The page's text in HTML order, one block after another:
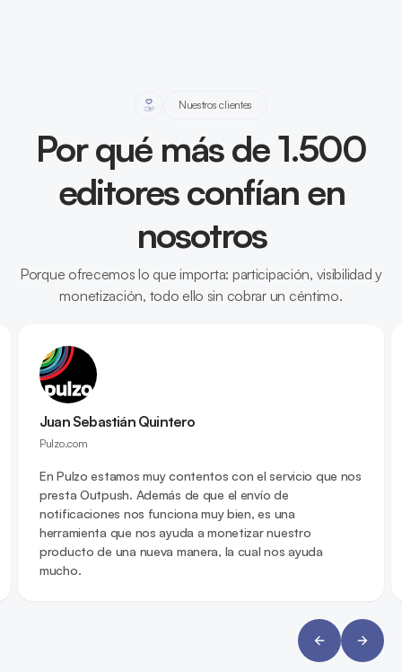
Nuestros clientes
Por qué más de 1.500
editores confían en
nosotros
Porque ofrecemos lo que importa: participación, visibilidad y
monetización, todo ello sin cobrar un céntimo.
Juan Sebastián Quintero
Pulzo.com
En Pulzo estamos muy contentos con el servicio que nos
presta Outpush. Además de que el envío de
notificaciones nos funciona muy bien, es una
herramienta que nos ayuda a monetizar nuestro
producto de una nueva manera, la cual nos ayuda
mucho.